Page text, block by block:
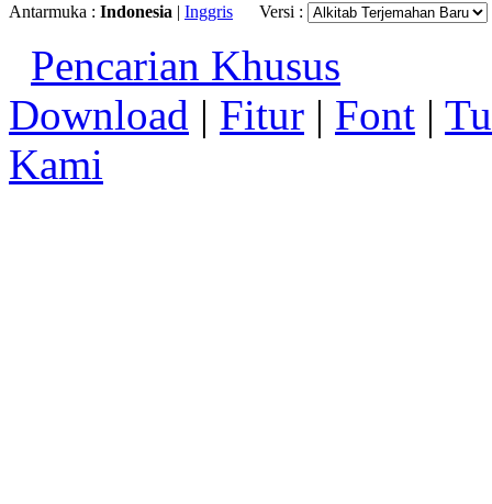
Antarmuka : Indonesia | Inggris Versi :
Pencarian Khusus
Download | Fitur | Font |
Kami